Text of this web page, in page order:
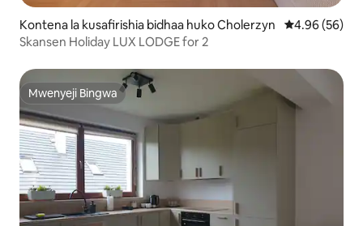
Kontena la kusafirishia bidhaa huko Cholerzyn Ukadiriaji wa
4.96 (56)
Skansen Holiday LUX LODGE for 2
Mwenyeji Bingwa
Mwenyeji Bingwa